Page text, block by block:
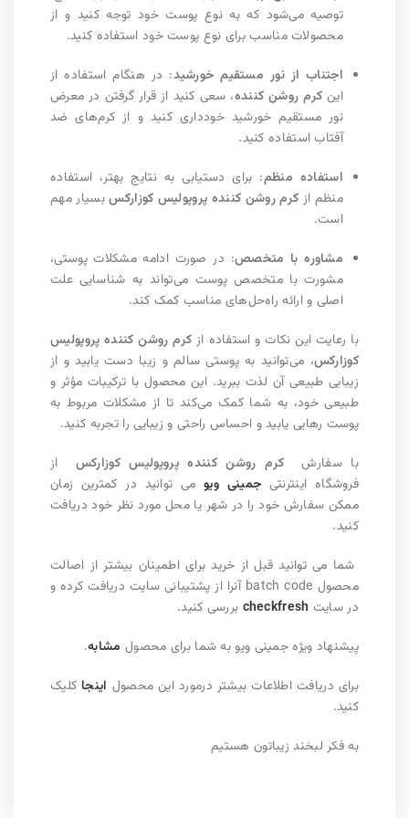
توصیه می‌شود که به نوع پوست خود توجه کنید و از
محصولات مناسب برای نوع پوست خود استفاده کنید.
اجتناب از نور مستقیم خورشید: در هنگام استفاده از
این کرم روشن کننده، سعی کنید از قرار گرفتن در معرض
نور مستقیم خورشید خودداری کنید و از کرم‌های ضد
آفتاب استفاده کنید.
استفاده منظم: برای دستیابی به نتایج بهتر، استفاده
منظم از کرم روشن کننده پروپولیس کوزارکسبسیار مهم
است.
مشاوره با متخصص: در صورت ادامه مشکلات پوستی،
مشورت با متخصص پوست می‌تواند به شناسایی علت
اصلی و ارائه راه‌حل‌های مناسب کمک کند.
با رعایت این نکات و استفاده از کرم روشن کننده پروپولیس
کوزارکس، می‌توانید به پوستی سالم و زیبا دست یابید و از
زیبایی طبیعی آن لذت ببرید. این محصول با ترکیبات مؤثر و
طبیعی خود، به شما کمک می‌کند تا از مشکلات مربوط به
پوست رهایی یابید و احساس راحتی و زیبایی را تجربه کنید.
با سفارش کرم روشن کننده پروپولیس کوزارکس
از
فروشگاه اینترنتی جمینی ویو می توانید در کمترین زمان
ممکن سفارش خود را در شهر یا محل مورد نظر خود دریافت
کنید.
شما می توانید قبل از خرید برای اطمینان بیشتر از اصالت
محصول batch codeآنرا از پشتیبانی سایت دریافت کرده و
در سایت checkfresh بررسی کنید.
پیشنهاد ویژه جمینی ویو به شما برای محصول مشابه.
برای دریافت اطلاعات بیشتر درمورد این محصول اینجا کلیک
کنید.
به فکر لبخند زیباتون هستیم